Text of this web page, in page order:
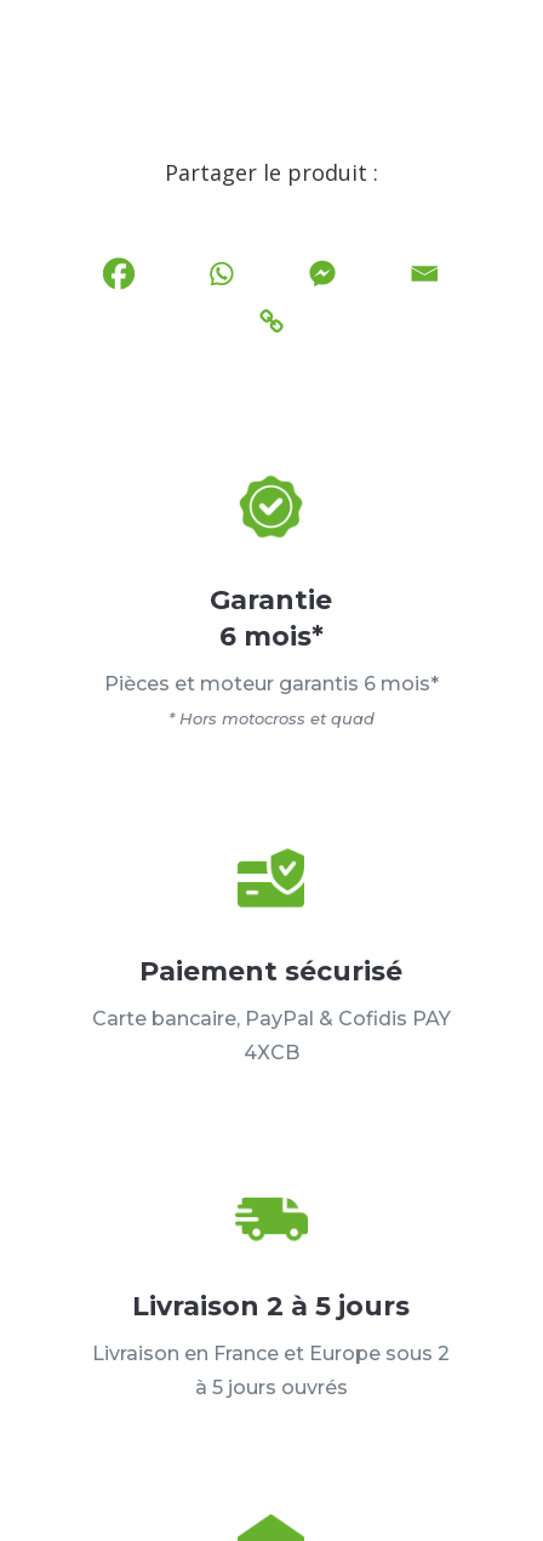
Partager le produit :
Garantie
6 mois*
Pièces et moteur garantis 6 mois*
* Hors motocross et quad
Paiement sécurisé
Carte bancaire, PayPal & Cofidis PAY
4XCB
Livraison 2 à 5 jours
Livraison en France et Europe sous 2
à 5 jours ouvrés